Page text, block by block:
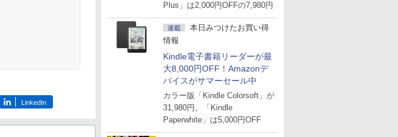
Plus」は2,000円OFFの7,980円
連載
本日みつけたお買い得
情報
Kindle電子書籍リーダーが最
大8,000円OFF！Amazonデ
バイスがサマーセール中
カラー版「Kindle Colorsoft」が
31,980円。「Kindle
Paperwhite」は5,000円OFF
レータ紹介
明るさ自動調整、色調
調節ライト、プレミア
LinkedIn